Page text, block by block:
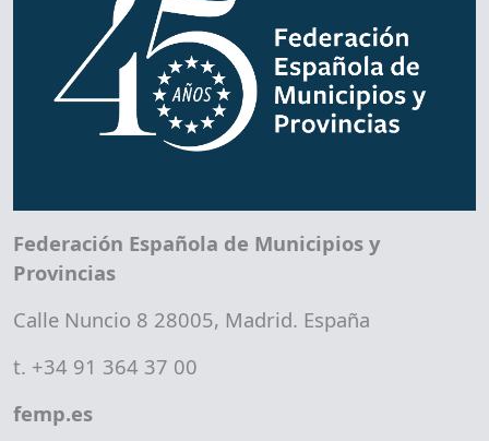
Federación Española de Municipios y
Provincias
Calle Nuncio 8 28005, Madrid. España
t. +34 91 364 37 00
femp.es